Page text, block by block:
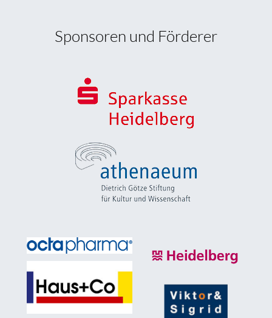
Sponsoren und Förderer